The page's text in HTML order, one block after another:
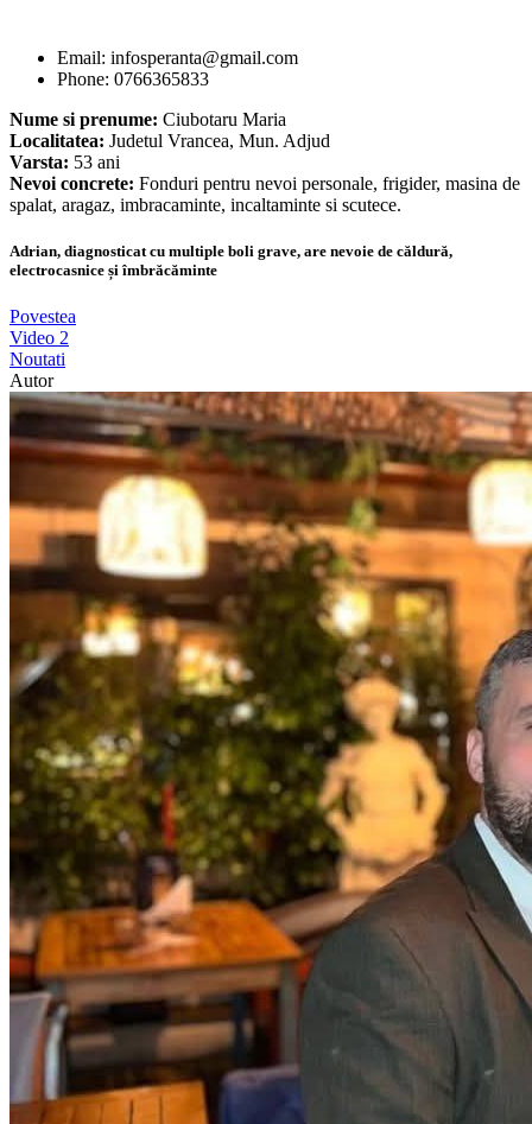
Email: infosperanta@gmail.com
Phone: 0766365833
Nume si prenume: Ciubotaru Maria
Localitatea: Judetul Vrancea, Mun. Adjud
Varsta: 53 ani
Nevoi concrete: Fonduri pentru nevoi personale, frigider, masina de
spalat, aragaz, imbracaminte, incaltaminte si scutece.
Adrian, diagnosticat cu multiple boli grave, are nevoie de căldură,
electrocasnice și îmbrăcăminte
Povestea
Video 2
Noutati
Autor